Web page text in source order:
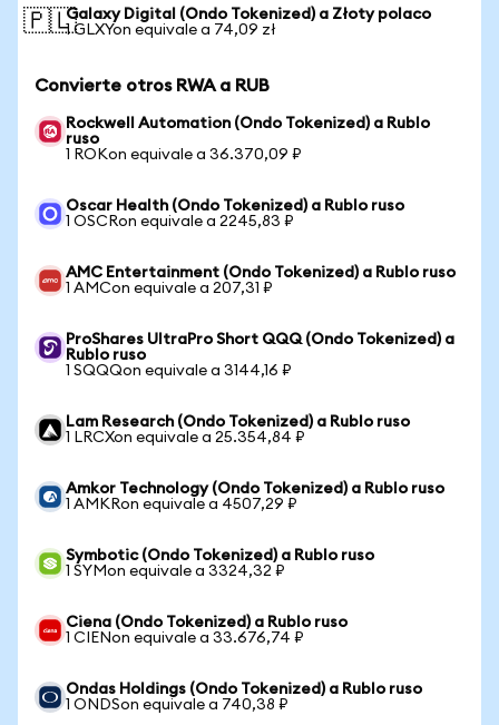
🇵🇱Galaxy Digital (Ondo Tokenized) a Złoty polaco
1 GLXYon equivale a 74,09 zł
Convierte otros RWA a RUB
Rockwell Automation (Ondo Tokenized) a Rublo
ruso
1 ROKon equivale a 36.370,09 ₽
Oscar Health (Ondo Tokenized) a Rublo ruso
1 OSCRon equivale a 2245,83 ₽
AMC Entertainment (Ondo Tokenized) a Rublo ruso
1 AMCon equivale a 207,31 ₽
ProShares UltraPro Short QQQ (Ondo Tokenized) a
Rublo ruso
1 SQQQon equivale a 3144,16 ₽
Lam Research (Ondo Tokenized) a Rublo ruso
1 LRCXon equivale a 25.354,84 ₽
Amkor Technology (Ondo Tokenized) a Rublo ruso
1 AMKRon equivale a 4507,29 ₽
Symbotic (Ondo Tokenized) a Rublo ruso
1 SYMon equivale a 3324,32 ₽
Ciena (Ondo Tokenized) a Rublo ruso
1 CIENon equivale a 33.676,74 ₽
Ondas Holdings (Ondo Tokenized) a Rublo ruso
1 ONDSon equivale a 740,38 ₽